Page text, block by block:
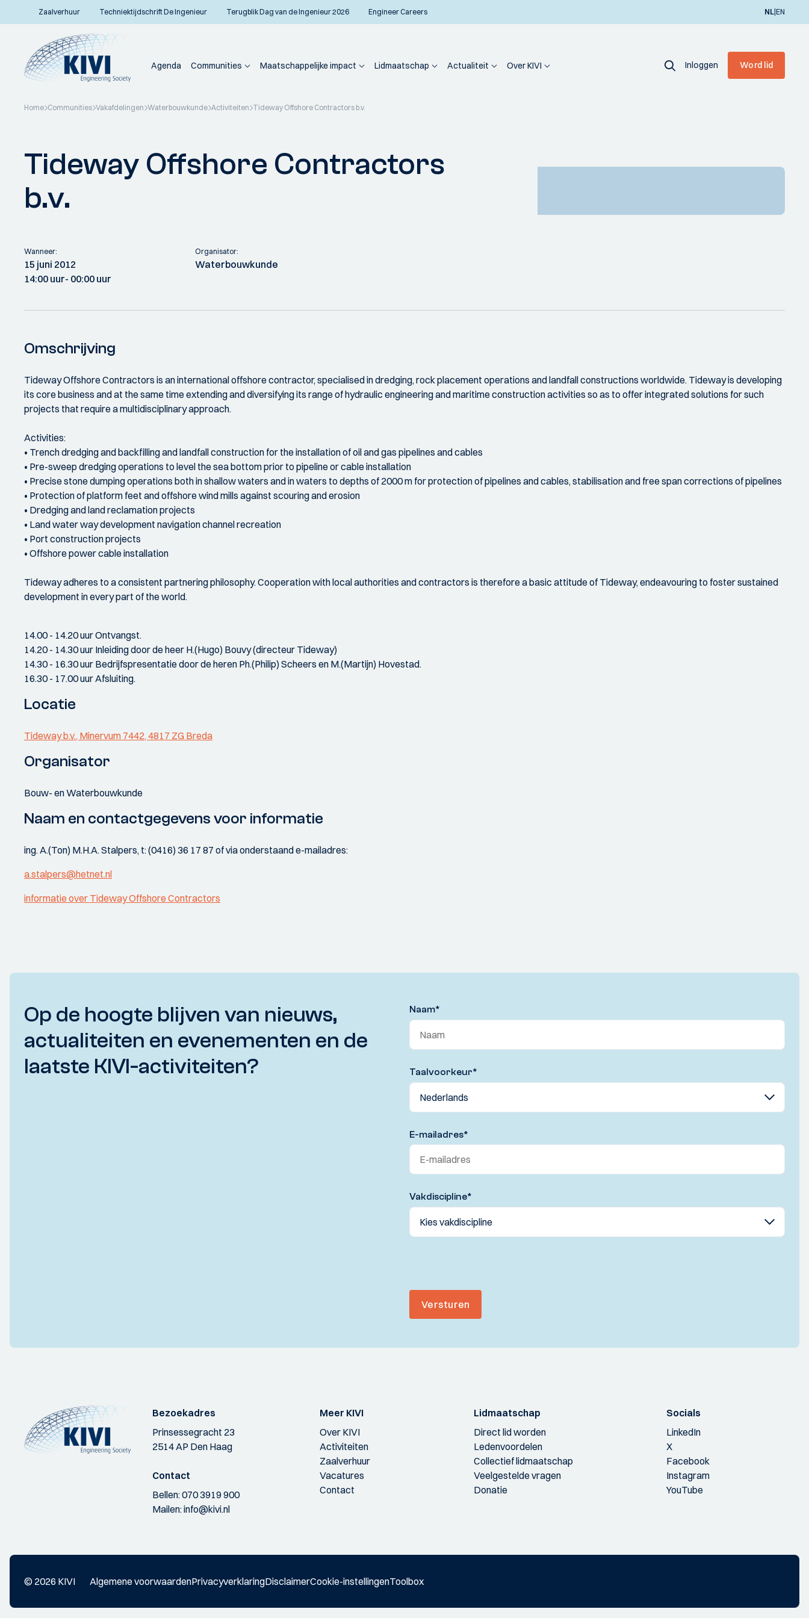
Zaalverhuur Techniektijdschrift De Ingenieur Terugblik Dag van de Ingenieur 2026 Engineer Careers NL|EN
Agenda Communities Maatschappelijke impact Lidmaatschap Actualiteit Over KIVI Inloggen Word lid
Home Communities Vakafdelingen Waterbouwkunde Activiteiten Tideway Offshore Contractors b.v.
Tideway Offshore Contractors
b.v.
Wanneer:
15 juni 2012
14:00 uur- 00:00 uur
Organisator:
Waterbouwkunde
Omschrijving
Tideway Offshore Contractors is an international offshore contractor, specialised in dredging, rock placement operations and landfall constructions worldwide. Tideway is developing
its core business and at the same time extending and diversifying its range of hydraulic engineering and maritime construction activities so as to offer integrated solutions for such
projects that require a multidisciplinary approach.
Activities:
• Trench dredging and backfilling and landfall construction for the installation of oil and gas pipelines and cables
• Pre-sweep dredging operations to level the sea bottom prior to pipeline or cable installation
• Precise stone dumping operations both in shallow waters and in waters to depths of 2000 m for protection of pipelines and cables, stabilisation and free span corrections of pipelines
• Protection of platform feet and offshore wind mills against scouring and erosion
• Dredging and land reclamation projects
• Land water way development navigation channel recreation
• Port construction projects
• Offshore power cable installation
Tideway adheres to a consistent partnering philosophy. Cooperation with local authorities and contractors is therefore a basic attitude of Tideway, endeavouring to foster sustained
development in every part of the world.
14.00 - 14.20 uur Ontvangst.
14.20 - 14.30 uur Inleiding door de heer H.(Hugo) Bouvy (directeur Tideway)
14.30 - 16.30 uur Bedrijfspresentatie door de heren Ph.(Philip) Scheers en M.(Martijn) Hovestad.
16.30 - 17.00 uur Afsluiting.
Locatie
Tideway b.v., Minervum 7442, 4817 ZG Breda
Organisator
Bouw- en Waterbouwkunde
Naam en contactgegevens voor informatie
ing. A.(Ton) M.H.A. Stalpers, t: (0416) 36 17 87 of via onderstaand e-mailadres:
a.stalpers@hetnet.nl
informatie over Tideway Offshore Contractors
Op de hoogte blijven van nieuws,
actualiteiten en evenementen en de
laatste KIVI-activiteiten?
Naam*
Taalvoorkeur*
E-mailadres*
Vakdiscipline*
Versturen
Bezoekadres
Prinsessegracht 23
2514 AP Den Haag
Contact
Bellen:070 3919 900
Mailen:info@kivi.nl
Meer KIVI
Over KIVI
Activiteiten
Zaalverhuur
Vacatures
Contact
Lidmaatschap
Direct lid worden
Ledenvoordelen
Collectief lidmaatschap
Veelgestelde vragen
Donatie
Socials
LinkedIn
X
Facebook
Instagram
YouTube
© 2026 KIVI Algemene voorwaardenPrivacyverklaringDisclaimerCookie-instellingenToolbox